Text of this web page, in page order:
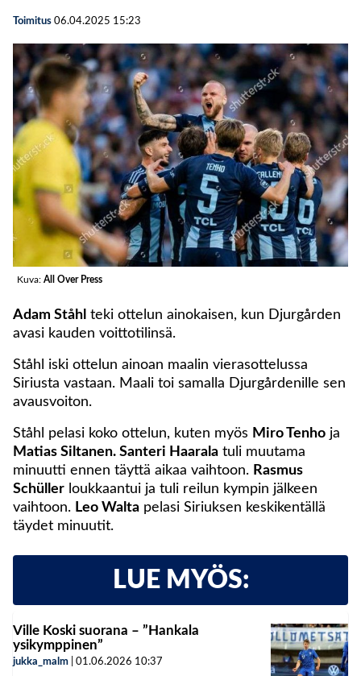
Toimitus 06.04.2025 15:23
Kuva: All Over Press
Adam Ståhl teki ottelun ainokaisen, kun Djurgården
avasi kauden voittotilinsä.
Ståhl iski ottelun ainoan maalin vierasottelussa
Siriusta vastaan. Maali toi samalla Djurgårdenille sen
avausvoiton.
Ståhl pelasi koko ottelun, kuten myös Miro Tenho ja
Matias Siltanen. Santeri Haarala tuli muutama
minuutti ennen täyttä aikaa vaihtoon. Rasmus
Schüller loukkaantui ja tuli reilun kympin jälkeen
vaihtoon. Leo Walta pelasi Siriuksen keskikentällä
täydet minuutit.
LUE MYÖS:
Ville Koski suorana – ”Hankala
ysikymppinen”
jukka_malm 01.06.2026 10:37